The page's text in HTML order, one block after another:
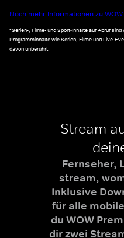
Noch mehr Informationen zu
*Serien-, Filme- und Sport-Inhalte auf Abruf
Programminhalte wie Serien, Filme und Live-
davon unberührt.
Stream
Fernseher,
stream,
Inklusive
für alle
du WOW
dir zwei